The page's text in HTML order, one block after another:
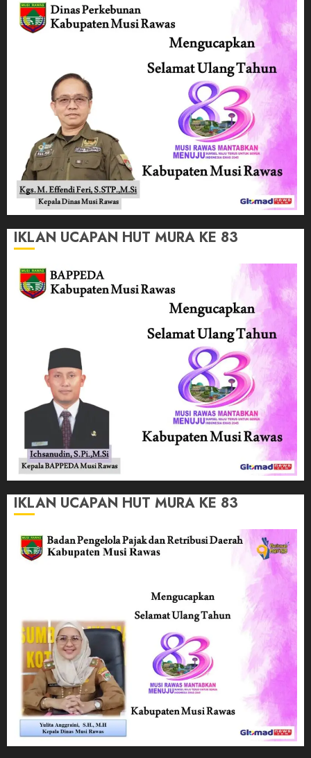
IKLAN UCAPAN HUT MURA KE 83
IKLAN UCAPAN HUT MURA KE 83